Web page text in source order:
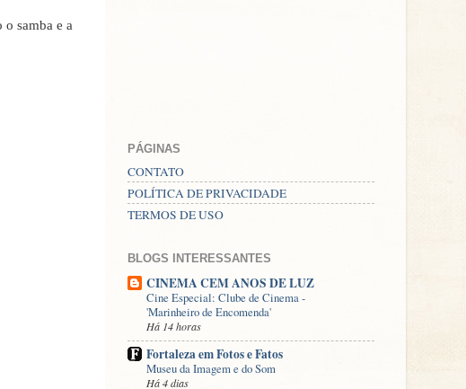
samba e a
PÁGINAS
CONTATO
POLÍTICA DE PRIVACIDADE
TERMOS DE USO
BLOGS INTERESSANTES
CINEMA CEM ANOS DE LUZ
Cine Especial: Clube de Cinema -
'Marinheiro de Encomenda'
Há 14 horas
Fortaleza em Fotos e Fatos
Museu da Imagem e do Som
Há 4 dias